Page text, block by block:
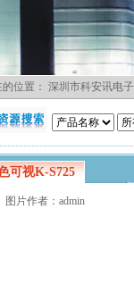
位置： 深圳市科安讯电
可视K-S725
图片作者：admin